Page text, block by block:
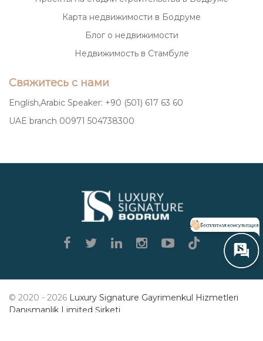
Карта недвижимости в Бодруме
Блог о недвижимости
Недвижимость в Стамбуле
Свяжитесь с нами
English,Arabic Speaker: +90 (501) 617 63 60
UAE branch 00971 504738300
© 2020 - 2026 Luxury Signature Gayrimenkul Hizmetleri
Danışmanlık Limited Şirketi